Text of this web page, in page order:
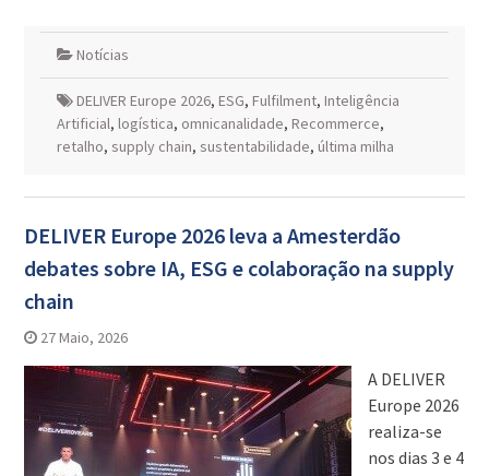
Notícias
DELIVER Europe 2026, ESG, Fulfilment, Inteligência
Artificial, logística, omnicanalidade, Recommerce,
retalho, supply chain, sustentabilidade, última milha
DELIVER Europe 2026 leva a Amesterdão
debates sobre IA, ESG e colaboração na supply
chain
27 Maio, 2026
A DELIVER
Europe 2026
realiza-se
nos dias 3 e 4